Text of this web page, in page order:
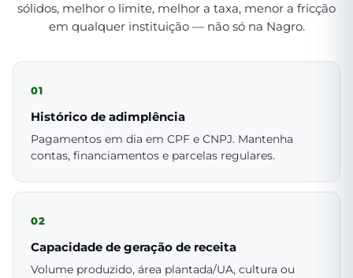
sólidos, melhor o limite, melhor a taxa, menor a fricção
em qualquer instituição — não só na Nagro.
01
Histórico de adimplência
Pagamentos em dia em CPF e CNPJ. Mantenha
contas, financiamentos e parcelas regulares.
02
Capacidade de geração de receita
Volume produzido, área plantada/UA, cultura ou